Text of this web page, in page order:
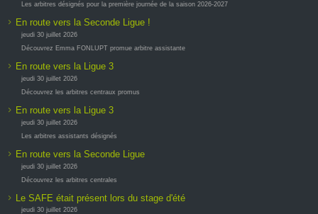
Les arbitres désignés pour la première journée de la saison 2026-2027
En route vers la Seconde Ligue !
jeudi 30 juillet 2026
Découvrez Emma FONLUPT promue arbitre assistante
En route vers la Ligue 3
jeudi 30 juillet 2026
Découvrez les arbitres centraux promus
En route vers la Ligue 3
jeudi 30 juillet 2026
Les arbitres assistants désignés
En route vers la Seconde Ligue
jeudi 30 juillet 2026
Découvrez les arbitres centrales
Le SAFE était présent lors du stage d'été
jeudi 30 juillet 2026